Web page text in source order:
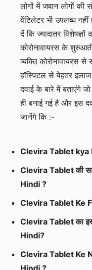
लोगों में जवान लोगों की
वेंटिलेटर भी उपलब्ध
दें कि ज्यादातर
कोरोनावायरस के
व्यक्ति कोरोनावायरस
हॉस्पिटल से बेहतर
दवाई के बारे में बताएंगे
ही बनाई गई है और इस
जानेंगे कि :-
Clevira Tablet kya
Clevira Tablet की
Hindi ?
Clevira Tablet Ke
Clevira Tablet का
Hindi?
Clevira Tablet Ke